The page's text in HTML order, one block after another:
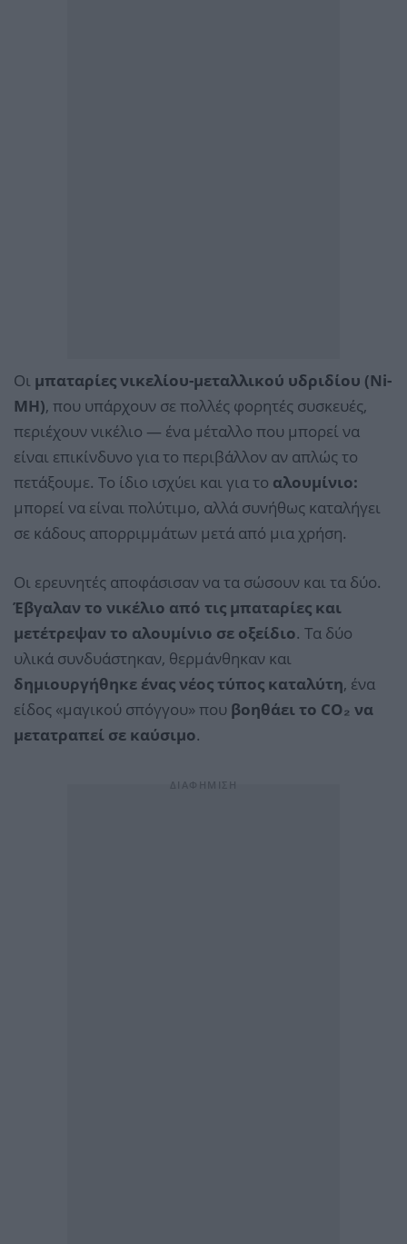
Οι μπαταρίες νικελίου-μεταλλικού υδριδίου (Ni-
MH), που υπάρχουν σε πολλές φορητές συσκευές,
περιέχουν νικέλιο — ένα μέταλλο που μπορεί να
είναι επικίνδυνο για το περιβάλλον αν απλώς το
πετάξουμε. Το ίδιο ισχύει και για το αλουμίνιο:
μπορεί να είναι πολύτιμο, αλλά συνήθως καταλήγει
σε κάδους απορριμμάτων μετά από μια χρήση.
Οι ερευνητές αποφάσισαν να τα σώσουν και τα δύο.
Έβγαλαν το νικέλιο από τις μπαταρίες και
μετέτρεψαν το αλουμίνιο σε οξείδιο. Τα δύο
υλικά συνδυάστηκαν, θερμάνθηκαν και
δημιουργήθηκε ένας νέος τύπος καταλύτη, ένα
είδος «μαγικού σπόγγου» που βοηθάει το CO₂ να
μετατραπεί σε καύσιμο.